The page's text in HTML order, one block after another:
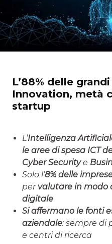
L’88% delle
Innovation, metà
startup
L’Intelligenza
le aree di spesa ICT
Cyber Securitye
Solo l’8% delle
per valutare in modo
digitale
Si affermano le fonti
aziendale: sempre di
e centri di ricerca